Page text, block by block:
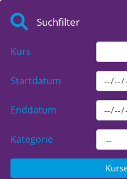
Suchfilter
Kurs
Startdatum
Enddatum
Kategorie